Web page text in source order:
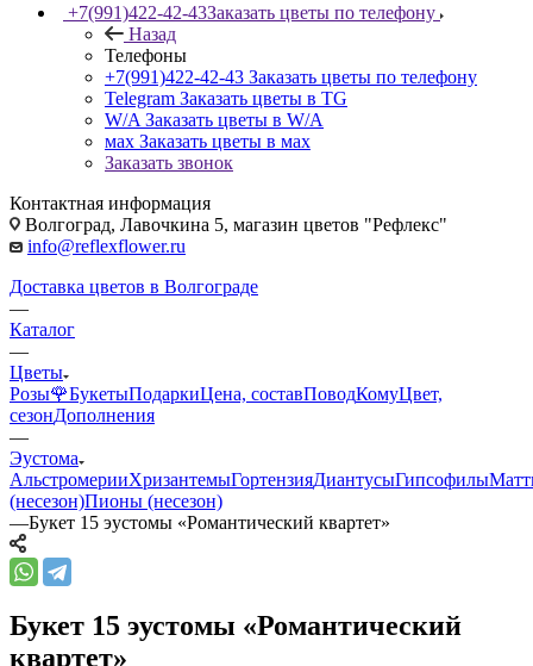
+7(991)422-42-43Заказать цветы по телефону
Назад
Телефоны
+7(991)422-42-43 Заказать цветы по телефону
Telegram Заказать цветы в TG
W/A Заказать цветы в W/A
мах Заказать цветы в мах
Заказать звонок
Контактная информация
Волгоград, Лавочкина 5, магазин цветов "Рефлекс"
info@reflexflower.ru
Доставка цветов в Волгограде
—
Каталог
—
Цветы
Розы🌹БукетыПодаркиЦена, составПоводКомуЦвет,
сезонДополнения
—
Эустома
АльстромерииХризантемыГортензияДиантусыГипсофилы
(несезон)Пионы (несезон)
—Букет 15 эустомы «Романтический квартет»
Букет 15 эустомы «Романтический
квартет»